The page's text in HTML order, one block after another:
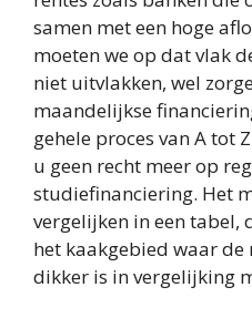
samen met een hoge
moeten we op dat vlak
niet uitvlakken, wel
maandelijkse
gehele proces van A tot
u geen recht meer op
studiefinanciering. Het
vergelijken in een tabel,
het kaakgebied waar
dikker is in vergelijking